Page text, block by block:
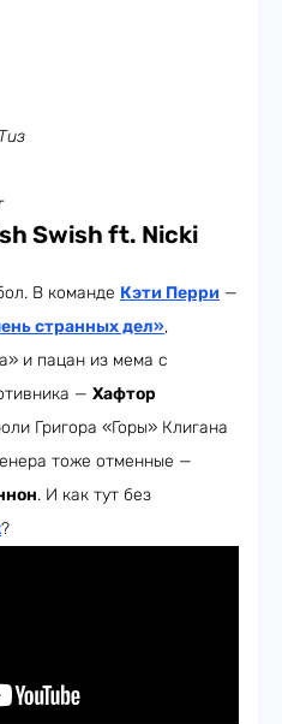
Swish ft. Nicki
В команде Кэти Перри —
странных дел»,
и пацан из мема с
— Хафтор
Григора «Горы» Клигана
тоже отменные —
. И как тут без
?